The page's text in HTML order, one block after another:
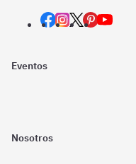
Eventos
Nosotros